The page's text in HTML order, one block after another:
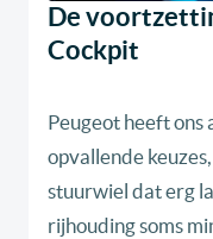
De
Cockpit
Peugeot heeft ons
opvallende
stuurwiel dat erg
rijhouding soms